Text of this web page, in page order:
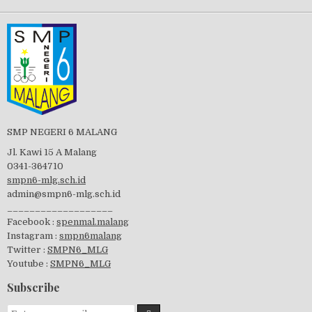
Tes Matrikulasi 2019
visitasi PPK 2019
GSF 2019
SMP NEGERI 6 MALANG
Jl. Kawi 15 A Malang
0341-364710
smpn6-mlg.sch.id
admin@smpn6-mlg.sch.id
Facebook : spenmal.malang
Instagram : smpn6malang
Twitter : SMPN6_MLG
Youtube : SMPN6_MLG
Subscribe